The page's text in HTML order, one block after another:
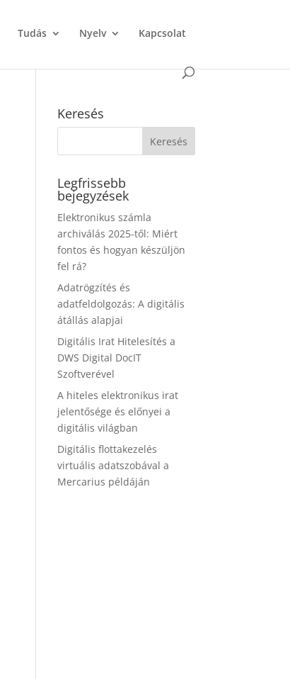
Tudás Nyelv Kapcsolat
Keresés
Legfrissebb
bejegyzések
Elektronikus számla
archiválás 2025-től: Miért
fontos és hogyan készüljön
fel rá?
Adatrögzítés és
adatfeldolgozás: A digitális
átállás alapjai
Digitális Irat Hitelesítés a
DWS Digital DocIT
Szoftverével
A hiteles elektronikus irat
jelentősége és előnyei a
digitális világban
Digitális flottakezelés
virtuális adatszobával a
Mercarius példáján